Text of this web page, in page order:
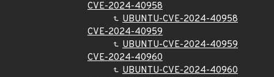
CVE-2024-40958
UBUNTU-CVE-2024-40958
CVE-2024-40959
UBUNTU-CVE-2024-40959
CVE-2024-40960
UBUNTU-CVE-2024-40960